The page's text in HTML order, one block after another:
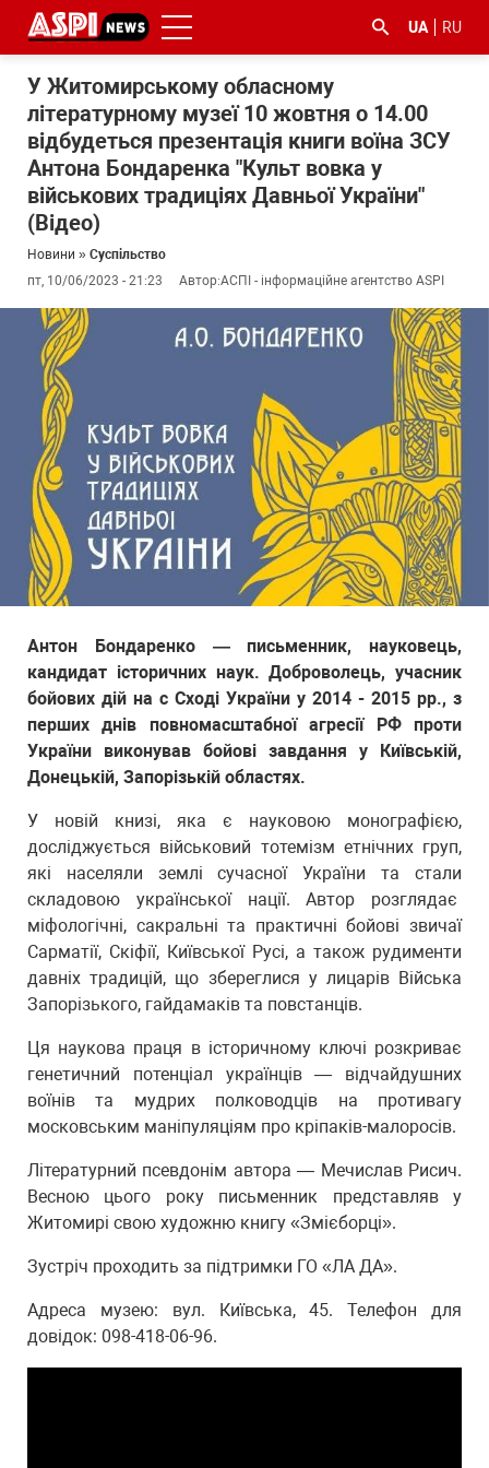
UA RU
У Житомирському обласному
літературному музеї 10 жовтня о 14.00
відбудеться презентація книги воїна ЗСУ
Антона Бондаренка "Культ вовка у
військових традиціях Давньої України"
(Відео)
Новини » Суспільство
пт, 10/06/2023 - 21:23
Автор:АСПІ - інформаційне агентство ASPI
Антон Бондаренко — письменник, науковець,
кандидат історичних наук. Доброволець, учасник
бойових дій на с Сході України у 2014 - 2015 рр., з
перших днів повномасштабної агресії РФ проти
України виконував бойові завдання у Київській,
Донецькій, Запорізькій областях.
У новій книзі, яка є науковою монографією,
досліджується військовий тотемізм етнічних груп,
які населяли землі сучасної України та стали
складовою української нації. Автор розглядає
міфологічні, сакральні та практичні бойові звичаї
Сарматії, Скіфії, Київської Русі, а також рудименти
давніх традицій, що збереглися у лицарів Війська
Запорізького, гайдамаків та повстанців.
Ця наукова праця в історичному ключі розкриває
генетичний потенціал українців — відчайдушних
воїнів та мудрих полководців на противагу
московським маніпуляціям про кріпаків-малоросів.
Літературний псевдонім автора — Мечислав Рисич.
Весною цього року письменник представляв у
Житомирі свою художню книгу «Змієборці».
Зустріч проходить за підтримки ГО «ЛА ДА».
Адреса музею: вул. Київська, 45. Телефон для
довідок: 098-418-06-96.
#ООС
#боротьба
корупцією